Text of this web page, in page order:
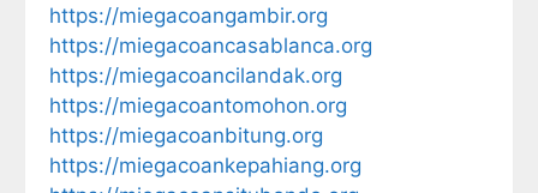
https://miegacoangambir.org
https://miegacoancasablanca.org
https://miegacoancilandak.org
https://miegacoantomohon.org
https://miegacoanbitung.org
https://miegacoankepahiang.org